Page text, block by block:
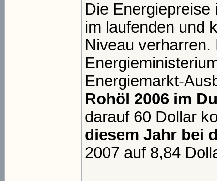
Die Energiepreise
im laufenden und
Niveau
Energiemarkt-
Rohöl 2006 im
darauf 60 Dollar
diesem Jahr bei
2007 auf 8,84